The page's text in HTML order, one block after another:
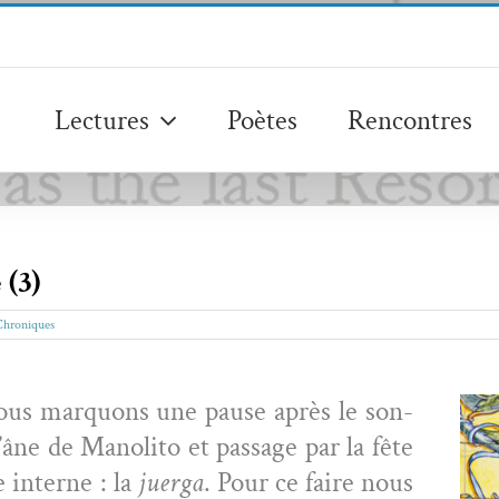
Lectures Poètes Rencontres
mar­quons une pause après le son­
de Mano­li­to et pas­sage par la fête
interne : la juer­ga. Pour ce faire nous